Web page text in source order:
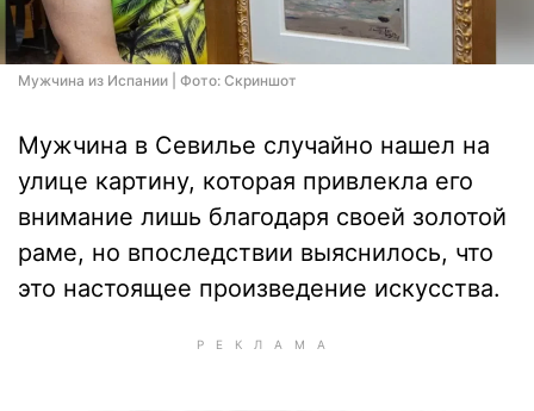
Мужчина из Испании | Фото: Скриншот
Мужчина в Севилье случайно нашел на
улице картину, которая привлекла его
внимание лишь благодаря своей золотой
раме, но впоследствии выяснилось, что
это настоящее произведение искусства.